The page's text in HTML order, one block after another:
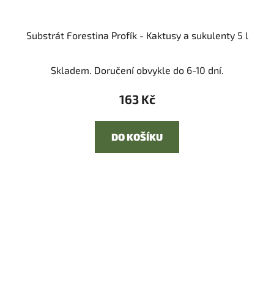
Substrát Forestina Profík - Kaktusy a sukulenty 5 l
Skladem. Doručení obvykle do 6-10 dní.
163 Kč
DO KOŠÍKU